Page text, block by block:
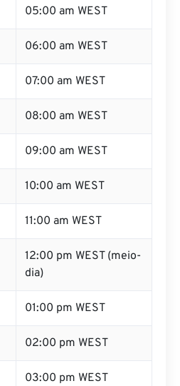
05:00 am WEST
06:00 am WEST
07:00 am WEST
08:00 am WEST
09:00 am WEST
10:00 am WEST
11:00 am WEST
12:00 pm WEST (meio-
dia)
01:00 pm WEST
02:00 pm WEST
03:00 pm WEST